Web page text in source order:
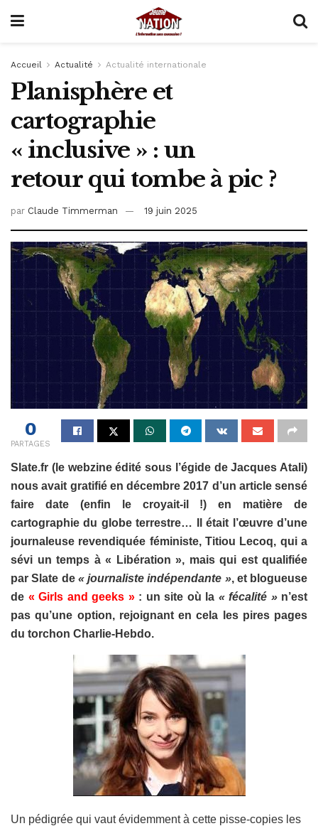
Accueil Actualité Actualité internationale
Planisphère et
cartographie
« inclusive » : un
retour qui tombe à pic ?
par Claude Timmerman 19 juin 2025
0
PARTAGES
Slate.fr (le webzine édité sous l’égide de Jacques Atali)
nous avait gratifié en décembre 2017 d’un article sensé
faire date (enfin le croyait-il !) en matière de
cartographie du globe terrestre… Il était l’œuvre d’une
journaleuse revendiquée féministe, Titiou Lecoq, qui a
sévi un temps à « Libération », mais qui est qualifiée
par Slate de « journaliste indépendante », et blogueuse
de « Girls and geeks »: un site où la « fécalité »n’est
pas qu’une option, rejoignant en cela les pires pages
du torchon Charlie-Hebdo.
Un pédigrée qui vaut évidemment à cette pisse-copies les